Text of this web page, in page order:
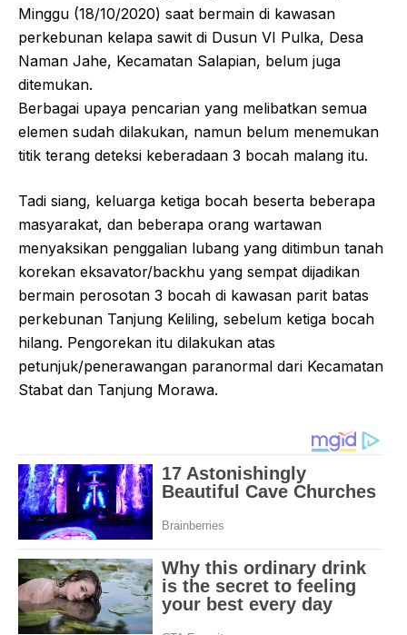
Minggu (18/10/2020) saat bermain di kawasan
perkebunan kelapa sawit di Dusun VI Pulka, Desa
Naman Jahe, Kecamatan Salapian, belum juga
ditemukan.
Berbagai upaya pencarian yang melibatkan semua
elemen sudah dilakukan, namun belum menemukan
titik terang deteksi keberadaan 3 bocah malang itu.
Tadi siang, keluarga ketiga bocah beserta beberapa
masyarakat, dan beberapa orang wartawan
menyaksikan penggalian lubang yang ditimbun tanah
korekan eksavator/backhu yang sempat dijadikan
bermain perosotan 3 bocah di kawasan parit batas
perkebunan Tanjung Keliling, sebelum ketiga bocah
hilang. Pengorekan itu dilakukan atas
petunjuk/penerawangan paranormal dari Kecamatan
Stabat dan Tanjung Morawa.